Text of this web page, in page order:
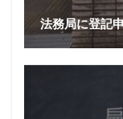
法務局に登記